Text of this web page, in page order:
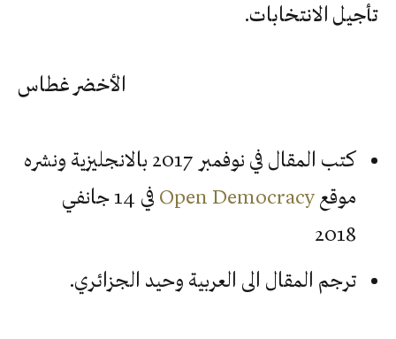
تأجيل الانتخابات.
الأخضر غطاس
كتب المقال في نوفمبر 2017 بالانجليزية ونشره
موقع Open Democracy
في 14 جانفي
2018
ترجم المقال الى العربية وحيد الجزائري.